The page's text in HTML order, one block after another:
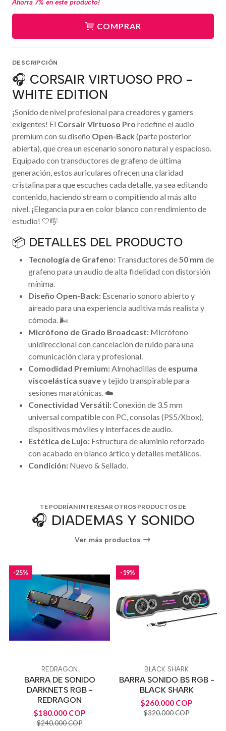
Ahorra 7% en este producto!
COMPRAR
DESCRIPCIÓN
🎧 CORSAIR VIRTUOSO PRO -
WHITE EDITION
¡Sonido de nivel profesional para creadores y gamers
exigentes! El Corsair Virtuoso Pro redefine el audio
premium con su diseño Open-Back (parte posterior
abierta), que crea un escenario sonoro natural y espacioso.
Equipado con transductores de grafeno de última
generación, estos auriculares ofrecen una claridad
cristalina para que escuches cada detalle, ya sea editando
contenido, haciendo stream o compitiendo al más alto
nivel. ¡Elegancia pura en color blanco con rendimiento de
estudio! 🤍🎼
📦 DETALLES DEL PRODUCTO
Tecnología de Grafeno: Transductores de50 mm de
grafeno para un audio de alta fidelidad con distorsión
mínima.
Diseño Open-Back: Escenario sonoro abierto y
aireado para una experiencia auditiva más realista y
cómoda. 🌬️
Micrófono de Grado Broadcast: Micrófono
unidireccional con cancelación de ruido para una
comunicación clara y profesional.
Comodidad Premium:Almohadillas de espuma
viscoelástica suavey tejido transpirable para
sesiones maratónicas. ☁️
Conectividad Versátil:Conexión de 3.5 mm
universal compatible con PC, consolas (PS5/Xbox),
dispositivos móviles y interfaces de audio.
Estética de Lujo: Estructura de aluminio reforzado
con acabado en blanco ártico y detalles metálicos.
Condición: Nuevo & Sellado.
TE PODRÍAN INTERESAR OTROS PRODUCTOS DE
🎧 DIADEMAS Y SONIDO
Ver más productos
-25%
REDRAGON
BARRA DE SONIDO
DARKNETS RGB -
REDRAGON
$180.000 COP
$240.000 COP
-19%
BLACK SHARK
BARRA SONIDO BS RGB -
BLACK SHARK
$260.000 COP
$320.000 COP